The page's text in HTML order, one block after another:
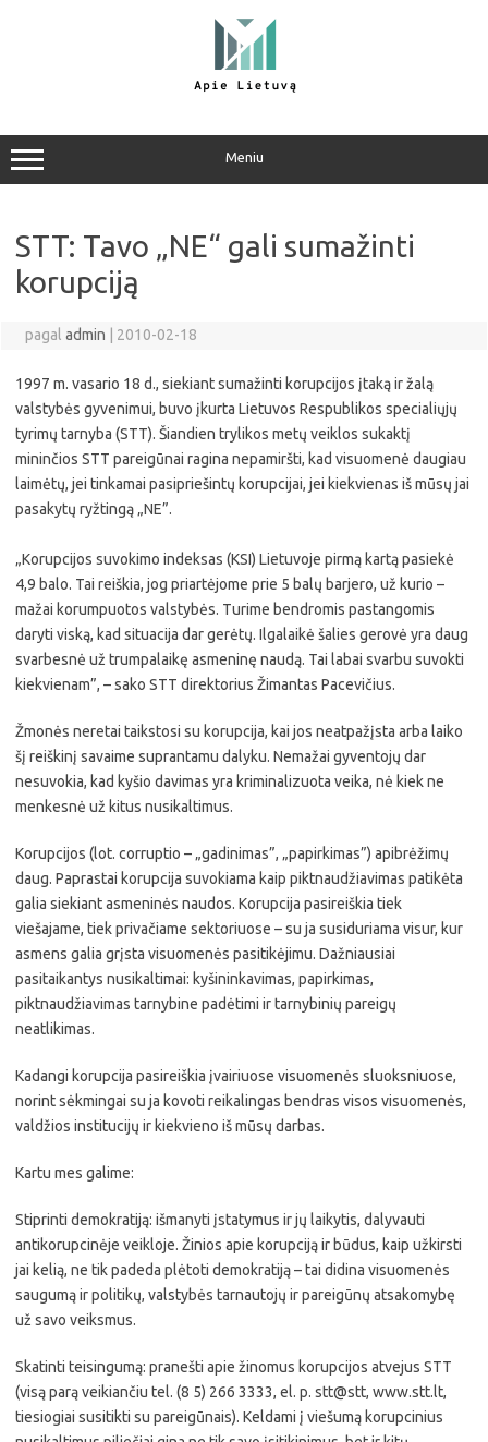
Meniu
STT: Tavo „NE“ gali sumažinti
korupciją
pagal admin 2010-02-18
1997 m. vasario 18 d., siekiant sumažinti korupcijos įtaką ir žalą
valstybės gyvenimui, buvo įkurta Lietuvos Respublikos specialiųjų
tyrimų tarnyba (STT). Šiandien trylikos metų veiklos sukaktį
mininčios STT pareigūnai ragina nepamiršti, kad visuomenė daugiau
laimėtų, jei tinkamai pasipriešintų korupcijai, jei kiekvienas iš mūsų jai
pasakytų ryžtingą „NE”.
„Korupcijos suvokimo indeksas (KSI) Lietuvoje pirmą kartą pasiekė
4,9 balo. Tai reiškia, jog priartėjome prie 5 balų barjero, už kurio –
mažai korumpuotos valstybės. Turime bendromis pastangomis
daryti viską, kad situacija dar gerėtų. Ilgalaikė šalies gerovė yra daug
svarbesnė už trumpalaikę asmeninę naudą. Tai labai svarbu suvokti
kiekvienam”, – sako STT direktorius Žimantas Pacevičius.
Žmonės neretai taikstosi su korupcija, kai jos neatpažįsta arba laiko
šį reiškinį savaime suprantamu dalyku. Nemažai gyventojų dar
nesuvokia, kad kyšio davimas yra kriminalizuota veika, nė kiek ne
menkesnė už kitus nusikaltimus.
Korupcijos (lot. corruptio – „gadinimas”, „papirkimas”) apibrėžimų
daug. Paprastai korupcija suvokiama kaip piktnaudžiavimas patikėta
galia siekiant asmeninės naudos. Korupcija pasireiškia tiek
viešajame, tiek privačiame sektoriuose – su ja susiduriama visur, kur
asmens galia grįsta visuomenės pasitikėjimu. Dažniausiai
pasitaikantys nusikaltimai: kyšininkavimas, papirkimas,
piktnaudžiavimas tarnybine padėtimi ir tarnybinių pareigų
neatlikimas.
Kadangi korupcija pasireiškia įvairiuose visuomenės sluoksniuose,
norint sėkmingai su ja kovoti reikalingas bendras visos visuomenės,
valdžios institucijų ir kiekvieno iš mūsų darbas.
Kartu mes galime:
Stiprinti demokratiją: išmanyti įstatymus ir jų laikytis, dalyvauti
antikorupcinėje veikloje. Žinios apie korupciją ir būdus, kaip užkirsti
jai kelią, ne tik padeda plėtoti demokratiją – tai didina visuomenės
saugumą ir politikų, valstybės tarnautojų ir pareigūnų atsakomybę
už savo veiksmus.
Skatinti teisingumą: pranešti apie žinomus korupcijos atvejus STT
(visą parą veikiančiu tel. (8 5) 266 3333, el. p. stt@stt, www.stt.lt,
tiesiogiai susitikti su pareigūnais). Keldami į viešumą korupcinius